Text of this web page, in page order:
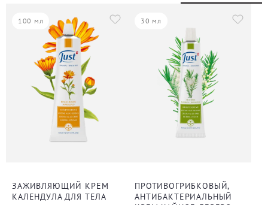
100 мл
ЗАЖИВЛЯЮЩИЙ КРЕМ
КАЛЕНДУЛА ДЛЯ ТЕЛА
30 мл
ПРОТИВОГРИБКОВЫЙ,
АНТИБАКТЕРИАЛЬНЫЙ